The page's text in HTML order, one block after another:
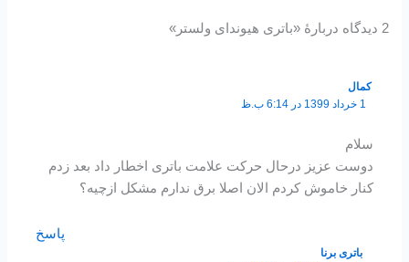
2 دیدگاه دربارهٔ «باتری هیوندای ولستر»
کمال
1 خرداد 1399 در 6:14 ب.ظ
سلام
دوست عزیز درحال حرکت علامت باتری اخطار داد بعد زدم
کنار خاموش کردم الان اصلا برق ندارم مشکل ازچیه؟
پاسخ
باتری برنا